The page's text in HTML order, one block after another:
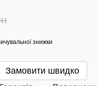
знижки
Замовити швидко